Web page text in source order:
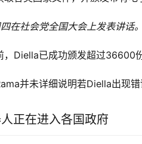
在社会党全国大会上发表讲话
，Diella已成功颁发超过36600
并未详细说明若Diella出现
正在进入各国政府